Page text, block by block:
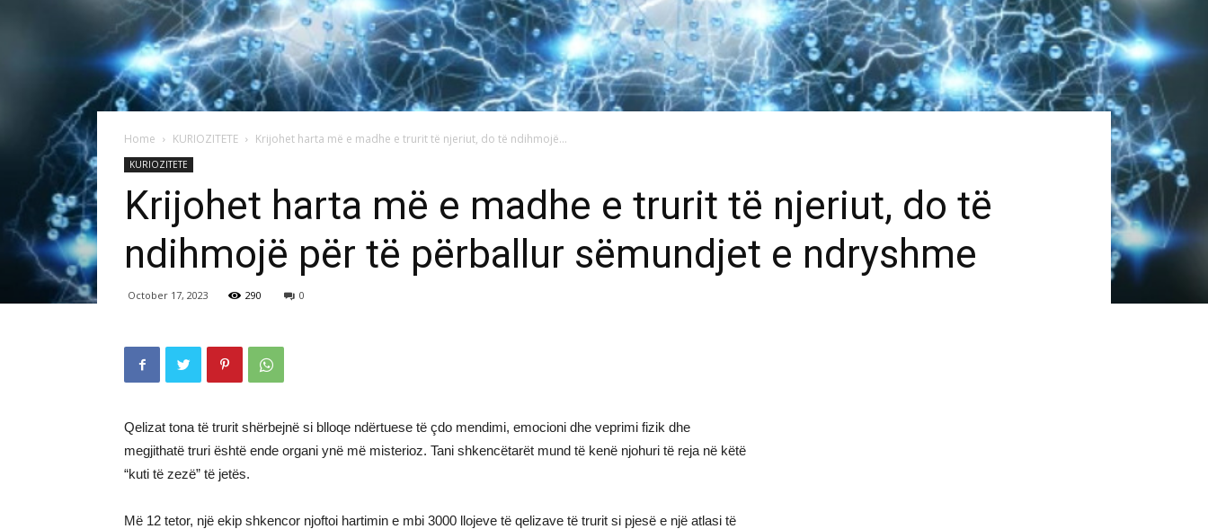
Home KURIOZITETE Krijohet harta më e madhe e trurit të njeriut, do të ndihmojë...
KURIOZITETE
Krijohet harta më e madhe e trurit të njeriut, do të
ndihmojë për të përballur sëmundjet e ndryshme
October 17, 2023 290 0
Qelizat tona të trurit shërbejnë si blloqe ndërtuese të çdo mendimi, emocioni dhe veprimi fizik dhe
megjithatë truri është ende organi ynë më misterioz. Tani shkencëtarët mund të kenë njohuri të reja në këtë
“kuti të zezë” të jetës.
Më 12 tetor, një ekip shkencor njoftoi hartimin e mbi 3000 llojeve të qelizave të trurit si pjesë e një atlasi të